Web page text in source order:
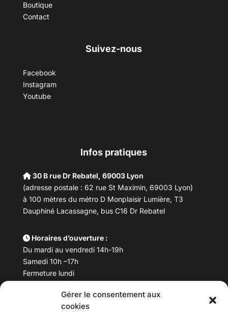
Gérer le consentement aux
cookies
Boutique
Contact
Suivez-nous
Facebook
Instagram
Youtube
Infos pratiques
30 B rue Dr Rebatel, 69003 Lyon
(adresse postale : 62 rue St Maximin, 69003 Lyon)
à 100 mètres du métro D Monplaisir Lumière, T3
Dauphiné Lacassagne, bus C16 Dr Rebatel
Horaires d’ouverture :
Du mardi au vendredi 14h-19h
Samedi 10h –17h
Fermeture lundi
Téléphone :
04 78 53 06 40